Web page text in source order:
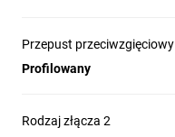
Przepust przeciwzgięciowy
Profilowany
Rodzaj złącza 2